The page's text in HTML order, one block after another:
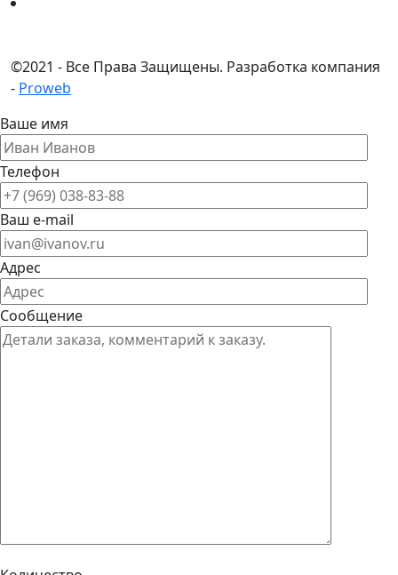
©2021 - Все Права Защищены. Разработка компания
- Proweb
Ваше имя
Телефон
Ваш e-mail
Адрес
Сообщение